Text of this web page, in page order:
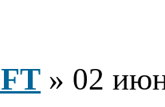
» 02